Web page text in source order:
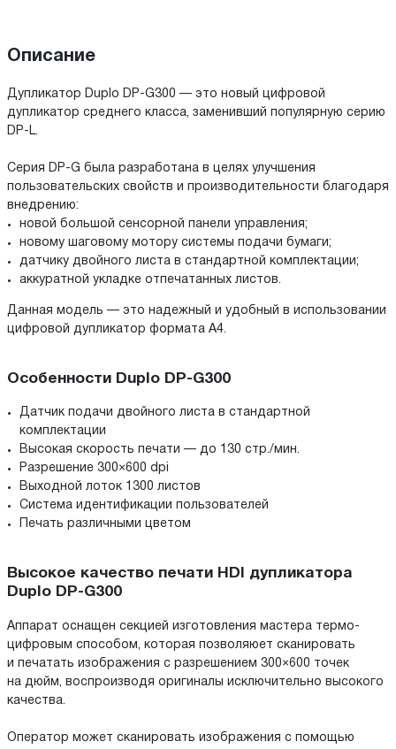
Описание
Дупликатор Duplo DP-G300 — это новый цифровой
дупликатор среднего класса, заменивший популярную серию
DP-L.
Серия DP-G была разработана в целях улучшения
пользовательских свойств и производительности благодаря
внедрению:
новой большой сенсорной панели управления;
новому шаговому мотору системы подачи бумаги;
датчику двойного листа в стандартной комплектации;
аккуратной укладке отпечатанных листов.
Данная модель — это надежный и удобный в использовании
цифровой дупликатор формата А4.
Особенности Duplo DP-G300
Датчик подачи двойного листа в стандартной
комплектации
Высокая скорость печати — до 130 стр./мин.
Разрешение 300×600 dpi
Выходной лоток 1300 листов
Система идентификации пользователей
Печать различными цветом
Высокое качество печати HDI дупликатора
Duplo DP-G300
Аппарат оснащен секцией изготовления мастера термо-
цифровым способом, которая позволяюет сканировать
и печатать изображения с разрешением 300×600 точек
на дюйм, воспроизводя оригиналы исключительно высокого
качества.
Оператор может сканировать изображения с помощью